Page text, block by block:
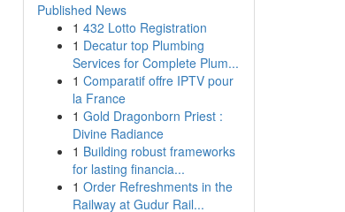
Published News
1 432 Lotto Registration
1 Decatur top Plumbing
Services for Complete Plum...
1 Comparatif offre IPTV pour
la France
1 Gold Dragonborn Priest :
Divine Radiance
1 Building robust frameworks
for lasting financia...
1 Order Refreshments in the
Railway at Gudur Rail...